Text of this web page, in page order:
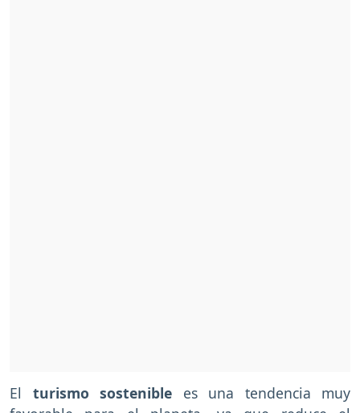
El turismo sostenible es una tendencia muy